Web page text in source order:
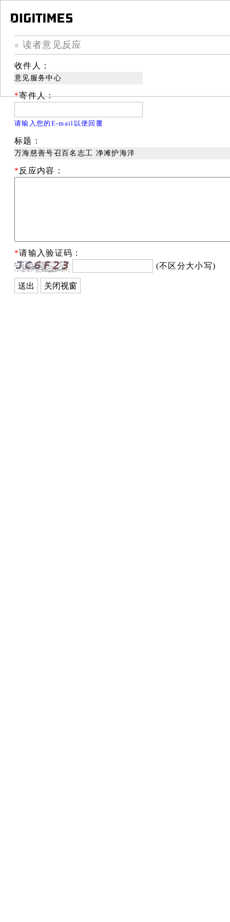
■ 读者意见反应
收件人：
意见服务中心
*寄件人：
请输入您的E-mail以便回覆
标题：
万海慈善号召百名志工 净滩护海洋
* 反应内容：
*请输入验证码：
(不区分大小写)